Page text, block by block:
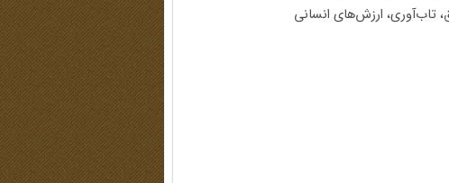
تاب‌آوری، ارزش‌های انسانی